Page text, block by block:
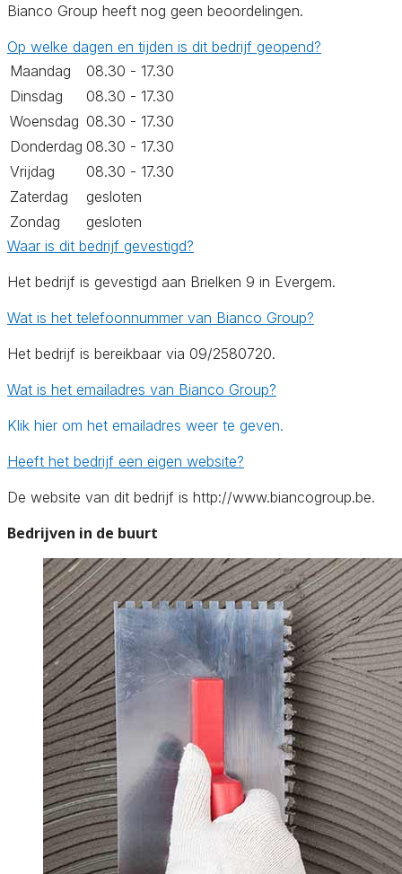
Bianco Group heeft nog geen beoordelingen.
Op welke dagen en tijden is dit bedrijf geopend?
Maandag
08.30 - 17.30
Dinsdag
08.30 - 17.30
Woensdag 08.30 - 17.30
Donderdag 08.30 - 17.30
Vrijdag
08.30 - 17.30
Zaterdag
gesloten
Zondag
gesloten
Waar is dit bedrijf gevestigd?
Het bedrijf is gevestigd aan Brielken 9 in Evergem.
Wat is het telefoonnummer van Bianco Group?
Het bedrijf is bereikbaar via 09/2580720.
Wat is het emailadres van Bianco Group?
Klik hier om het emailadres weer te geven.
Heeft het bedrijf een eigen website?
De website van dit bedrijf is http://www.biancogroup.be.
Bedrijven in de buurt